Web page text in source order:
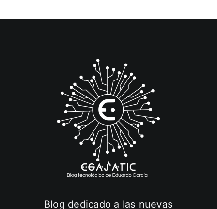
Blog dedicado a las nuevas